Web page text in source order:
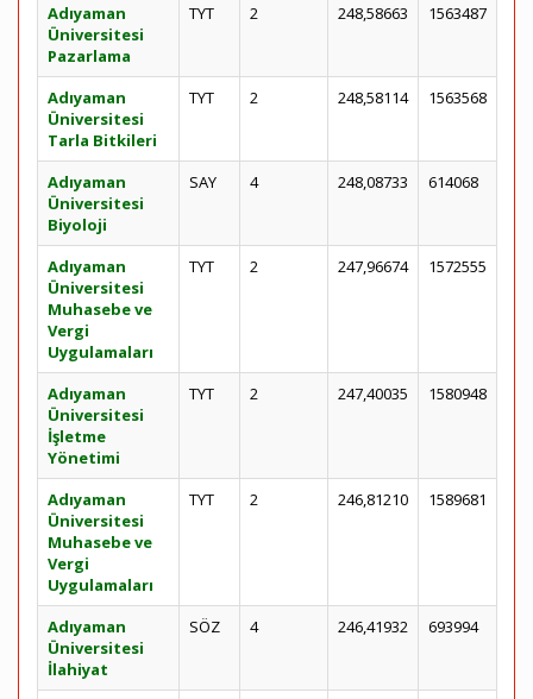
Adıyaman
Üniversitesi
Pazarlama
TYT 2 248,58663 1563487
Adıyaman
Üniversitesi
Tarla Bitkileri
TYT 2 248,58114 1563568
Adıyaman
Üniversitesi
Biyoloji
SAY 4 248,08733 614068
Adıyaman
Üniversitesi
Muhasebe ve
Vergi
Uygulamaları
TYT 2 247,96674 1572555
Adıyaman
Üniversitesi
İşletme
Yönetimi
TYT 2 247,40035 1580948
Adıyaman
Üniversitesi
Muhasebe ve
Vergi
Uygulamaları
TYT 2 246,81210 1589681
Adıyaman
Üniversitesi
İlahiyat
SÖZ 4 246,41932 693994